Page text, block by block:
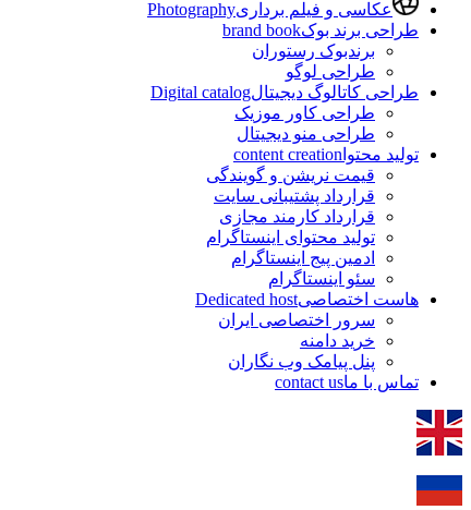
عکاسی و فیلم برداریPhotography
طراحی برند بوکbrand book
برندبوک رستوران
طراحی لوگو
طراحی کاتالوگ دیجیتالDigital catalog
طراحی کاور موزیک
طراحی منو دیجیتال
تولید محتوا content creation
قیمت نریشن و گویندگی
قرارداد پشتیبانی سایت
قرارداد کارمند مجازی
تولید محتوای اینستاگرام
ادمین پیج اینستاگرام
سئو اینستاگرام
هاست اختصاصیDedicated host
سرور اختصاصی ایران
خرید دامنه
پنل پیامک وب نگاران
تماس با ماcontact us